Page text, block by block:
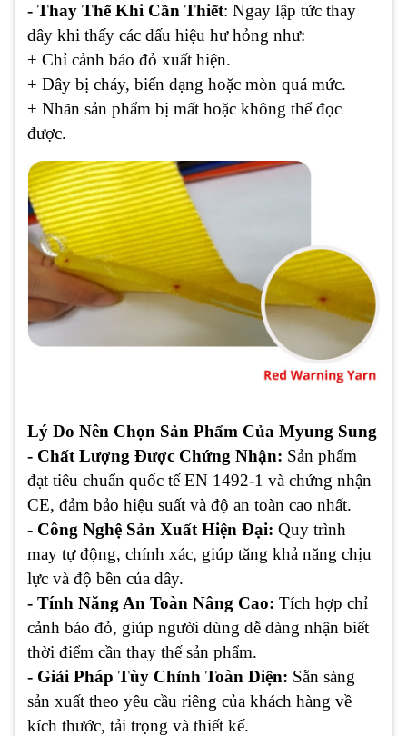
- Thay Thế Khi Cần Thiết: Ngay lập tức thay
dây khi thấy các dấu hiệu hư hỏng như:
+ Chỉ cảnh báo đỏ xuất hiện.
+ Dây bị cháy, biến dạng hoặc mòn quá mức.
+ Nhãn sản phẩm bị mất hoặc không thể đọc
được.
Lý Do Nên Chọn Sản Phẩm Của Myung Sung
- Chất Lượng Được Chứng Nhận: Sản phẩm
đạt tiêu chuẩn quốc tế EN 1492-1 và chứng nhận
CE, đảm bảo hiệu suất và độ an toàn cao nhất.
- Công Nghệ Sản Xuất Hiện Đại: Quy trình
may tự động, chính xác, giúp tăng khả năng chịu
lực và độ bền của dây.
- Tính Năng An Toàn Nâng Cao: Tích hợp chỉ
cảnh báo đỏ, giúp người dùng dễ dàng nhận biết
thời điểm cần thay thế sản phẩm.
- Giải Pháp Tùy Chỉnh Toàn Diện: Sẵn sàng
sản xuất theo yêu cầu riêng của khách hàng về
kích thước, tải trọng và thiết kế.